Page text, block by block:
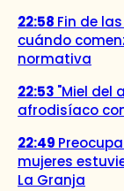
22:58 Fin de
cuándo
normativa
22:53 "Miel del
afrodisíaco
22:49
mujeres
La Granja